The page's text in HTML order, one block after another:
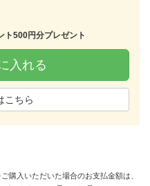
ト500円分プレゼント
入れる
こちら
購入いただいた場合のお支払金額は、